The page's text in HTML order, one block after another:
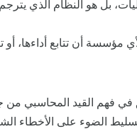
بل هو النظام الذي
أن تتابع أداءها، أو
فهم القيد المحاسبي من
الضوء على الأخطاء